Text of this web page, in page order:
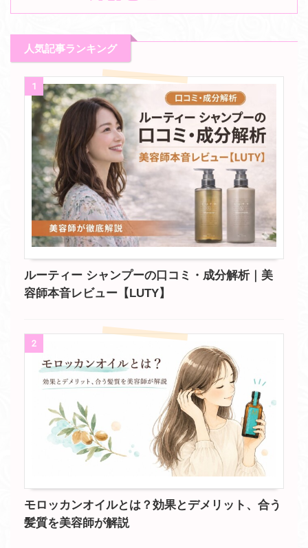
人気記事ランキング
1
ルーティー シャンプーの口コミ・成分解析｜美
容師本音レビュー【LUTY】
2
モロッカンオイルとは？効果とデメリット、合う
髪質を美容師が解説